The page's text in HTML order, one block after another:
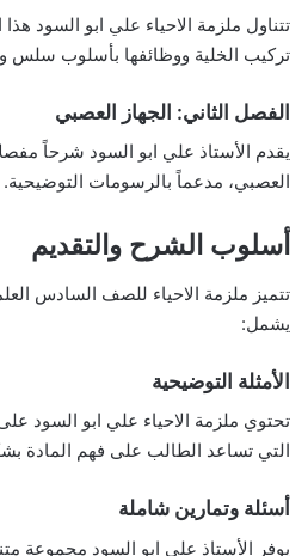
تتناول ملزمة الاحياء علي ابو السود
تركيب الخلية ووظائفها بأسلوب سلس
الفصل الثاني: الجهاز العصبي
يقدم الأستاذ علي ابو السود شرحاً
العصبي، مدعماً بالرسومات التوضيحية.
أسلوب الشرح والتقديم
تتميز ملزمة الاحياء للصف السادس
يشمل:
الأمثلة التوضيحية
تحتوي ملزمة الاحياء علي ابو السود على
التي تساعد الطالب على فهم المادة
أسئلة وتمارين شاملة
يوفر الأستاذ علي ابو السود مجموعة